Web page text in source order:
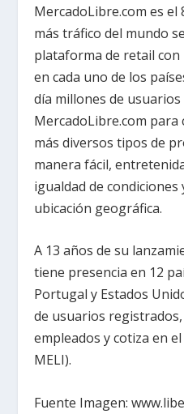
MercadoLibre.com es
más tráfico del mundo
plataforma de retail
en cada uno de los
día millones de
MercadoLibre.com
más diversos tipos de
manera fácil,
igualdad de
ubicación geográfica.
A 13 años de su
tiene presencia en 12
Portugal y Estados
de usuarios registrados,
empleados y cotiza en el
MELI).
Fuente Imagen: